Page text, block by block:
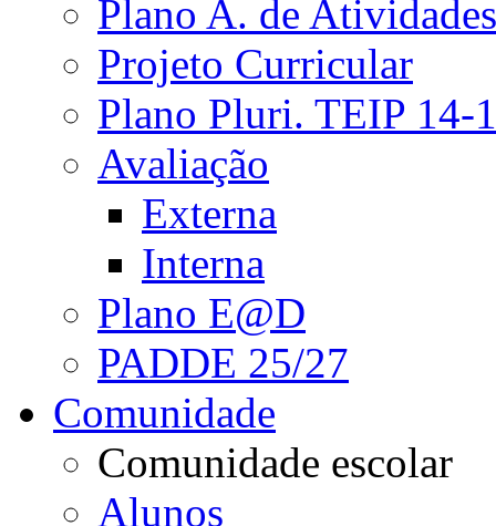
Plano A. de Atividades
Projeto Curricular
Plano Pluri. TEIP 14-
Avaliação
Externa
Interna
Plano E@D
PADDE 25/27
Comunidade
Comunidade escolar
Alunos